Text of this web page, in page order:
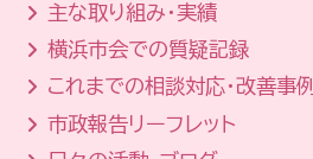
主な取り組み・実績
横浜市会での質疑記録
これまでの相談対応・改善事例
市政報告リーフレット